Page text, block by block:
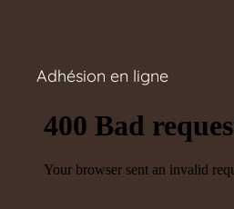
Adhésion en ligne